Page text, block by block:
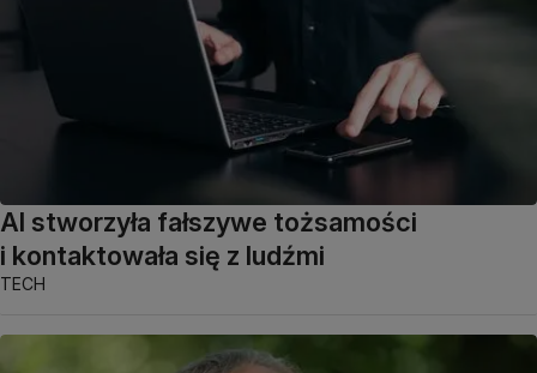
AI stworzyła fałszywe tożsamości
i kontaktowała się z ludźmi
TECH